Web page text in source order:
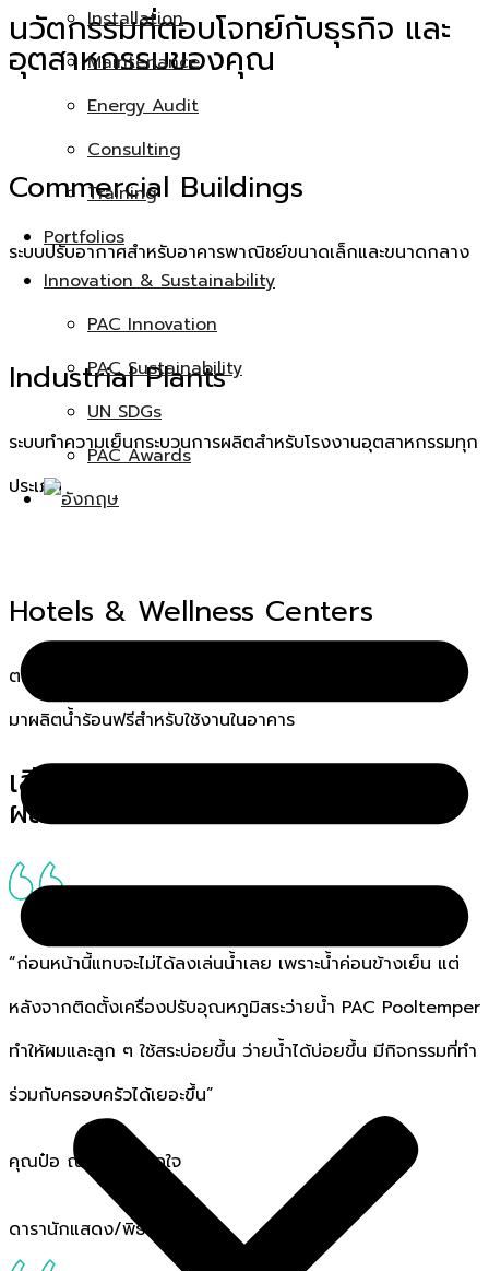
Installation
Maintenance
Energy Audit
Consulting
Training
Portfolios
Innovation & Sustainability
PAC Innovation
PAC Sustainability
UN SDGs
PAC Awards
นวัตกรรมที่ตอบโจทย์กับธุรกิจ และ
อุตสาหกรรมของคุณ
Commercial Buildings
ระบบปรับอากาศสำหรับอาคารพาณิชย์ขนาดเล็กและขนาดกลาง
Industrial Plants
ระบบทำความเย็นกระบวนการผลิตสำหรับโรงงานอุตสาหกรรมทุก
ประเภท
Hotels & Wellness Centers
ตอบโจทย์การทำความเย็น ควบคู่กับการใช้ออปชันดึงความร้อน
มาผลิตน้ำร้อนฟรีสำหรับใช้งานในอาคาร
เสียงสะท้อนความประทับใจจาก
ผลิตภัณฑ์ของ PAC
“ก่อนหน้านี้แทบจะไม่ได้ลงเล่นน้ำเลย เพราะน้ำค่อนข้างเย็น แต่
หลังจากติดตั้งเครื่องปรับอุณหภูมิสระว่ายน้ำ PAC Pooltemper
ทำให้ผมและลูก ๆ ใช้สระบ่อยขึ้น ว่ายน้ำได้บ่อยขึ้น มีกิจกรรมที่ทำ
ร่วมกับครอบครัวได้เยอะขึ้น”
คุณป๋อ ณัฐวุฒิ สกิดใจ
ดารานักแสดง/พิธีกร